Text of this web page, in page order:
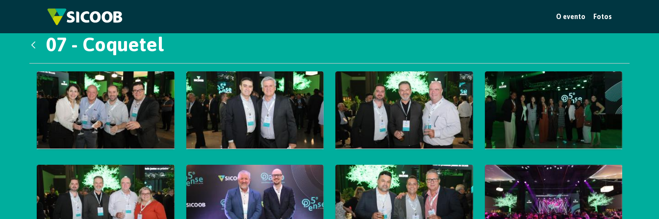
Pular para o Conteúdo principal
O evento Fotos
07 - Coquetel
Galeria de Mídias